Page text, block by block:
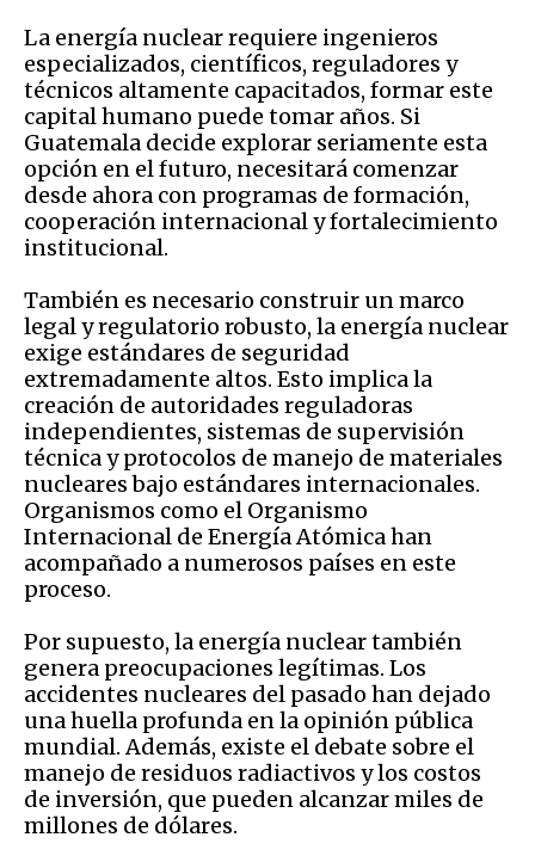
La energía nuclear requiere ingenieros
especializados, científicos, reguladores y
técnicos altamente capacitados, formar este
capital humano puede tomar años. Si
Guatemala decide explorar seriamente esta
opción en el futuro, necesitará comenzar
desde ahora con programas de formación,
cooperación internacional y fortalecimiento
institucional.
También es necesario construir un marco
legal y regulatorio robusto, la energía nuclear
exige estándares de seguridad
extremadamente altos. Esto implica la
creación de autoridades reguladoras
independientes, sistemas de supervisión
técnica y protocolos de manejo de materiales
nucleares bajo estándares internacionales.
Organismos como el Organismo
Internacional de Energía Atómica han
acompañado a numerosos países en este
proceso.
Por supuesto, la energía nuclear también
genera preocupaciones legítimas. Los
accidentes nucleares del pasado han dejado
una huella profunda en la opinión pública
mundial. Además, existe el debate sobre el
manejo de residuos radiactivos y los costos
de inversión, que pueden alcanzar miles de
millones de dólares.